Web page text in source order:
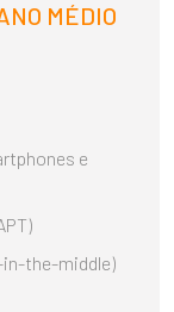
MÉDIO
e
the-middle)